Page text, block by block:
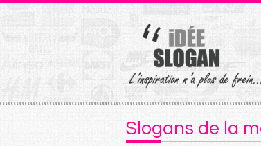
Slogans de la